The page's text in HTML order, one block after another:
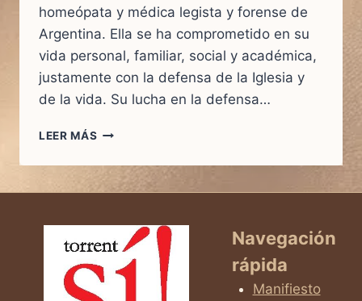
homeópata y médica legista y forense de
Argentina. Ella se ha comprometido en su
vida personal, familiar, social y académica,
justamente con la defensa de la Iglesia y
de la vida. Su lucha en la defensa…
LEER MÁS ENTREVISTA
LA
DRA.
Navegación
rápida
Manifiesto